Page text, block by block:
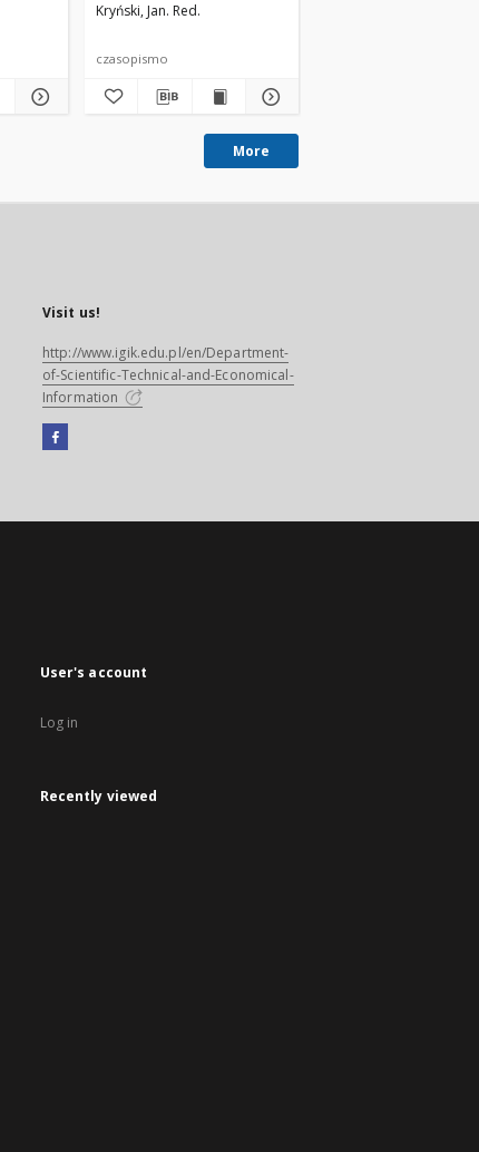
Kryński, Jan. Red.
czasopismo
More
Visit us!
http://www.igik.edu.pl/en/Department-
of-Scientific-Technical-and-Economical-
Information
Facebook
open
User's account
Log in
Recently viewed